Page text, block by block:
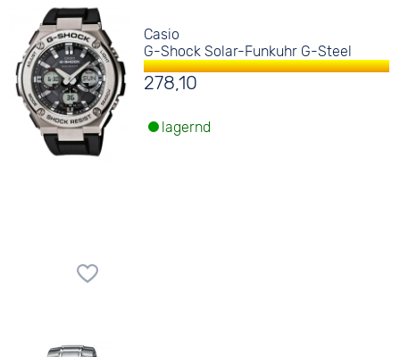
Casio
G-Shock Solar-Funkuhr G-Steel
278,10
lagernd